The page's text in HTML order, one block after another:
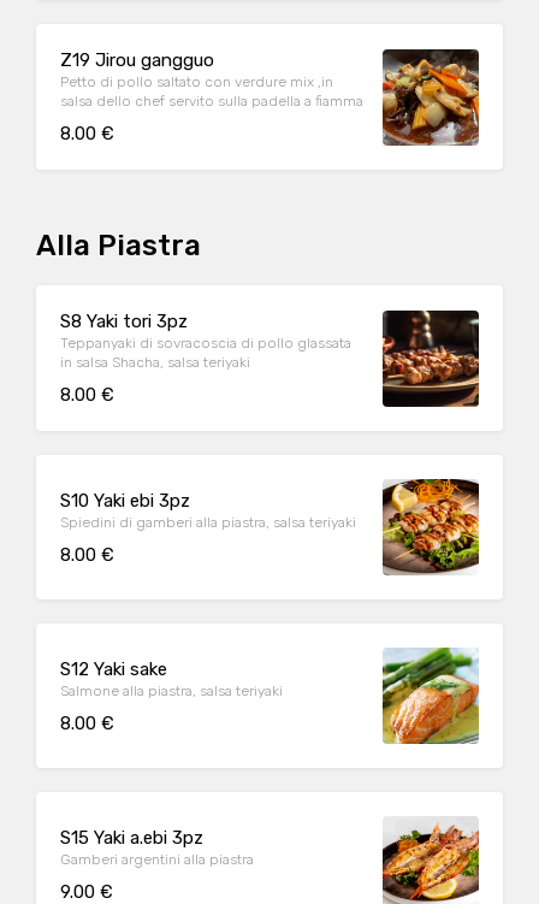
Z19 Jirou gangguo
Petto di pollo saltato con verdure mix ,in
salsa dello chef servito sulla padella a fiamma
8.00 €
Alla Piastra
S8 Yaki tori 3pz
Teppanyaki di sovracoscia di pollo glassata
in salsa Shacha, salsa teriyaki
8.00 €
S10 Yaki ebi 3pz
Spiedini di gamberi alla piastra, salsa teriyaki
8.00 €
S12 Yaki sake
Salmone alla piastra, salsa teriyaki
8.00 €
S15 Yaki a.ebi 3pz
Gamberi argentini alla piastra
9.00 €